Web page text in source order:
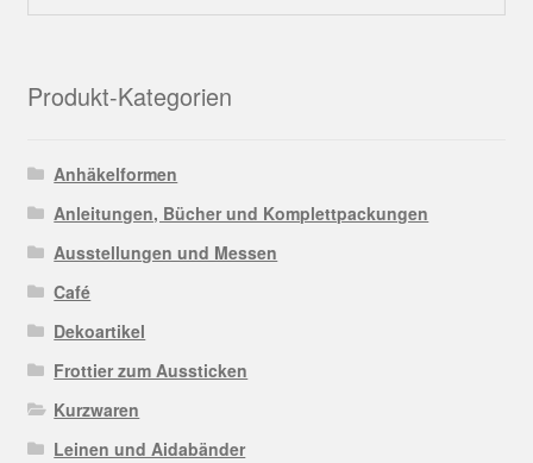
Produkt-Kategorien
Anhäkelformen
Anleitungen, Bücher und Komplettpackungen
Ausstellungen und Messen
Café
Dekoartikel
Frottier zum Aussticken
Kurzwaren
Leinen und Aidabänder